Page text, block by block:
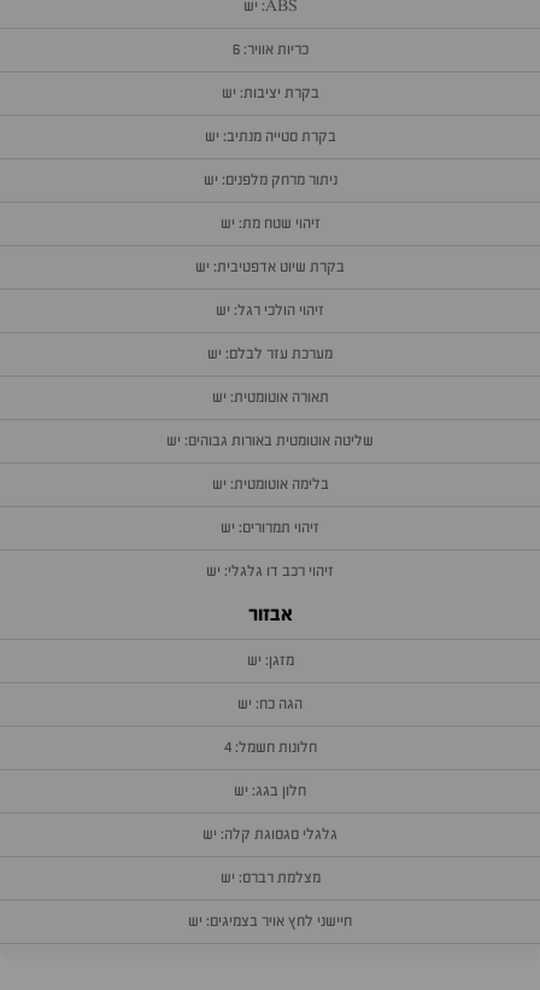
ABS: יש
כריות אוויר: 6
בקרת יציבות: יש
בקרת סטייה מנתיב: יש
ניתור מרחק מלפנים: יש
זיהוי שטח מת: יש
בקרת שיוט אדפטיבית: יש
זיהוי הולכי רגל: יש
מערכת עזר לבלם: יש
תאורה אוטומטית: יש
שליטה אוטומטית באורות גבוהים: יש
בלימה אוטומטית: יש
זיהוי תמרורים: יש
זיהוי רכב דו גלגלי: יש
אבזור
מזגן: יש
הגה כח: יש
חלונות חשמל: 4
חלון בגג: יש
גלגלי סגסוגת קלה: יש
מצלמת רברס: יש
חיישני לחץ אויר בצמיגים: יש